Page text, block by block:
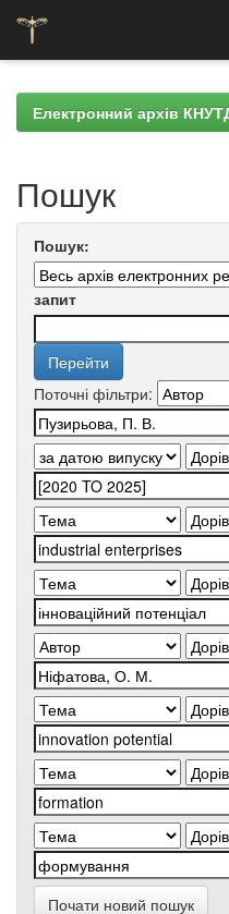
navigationЕлектронний архів
Пошук
Пошук:
запит
Поточні фільтри:
Почати новий пошук